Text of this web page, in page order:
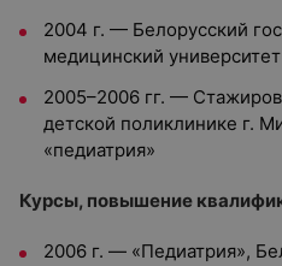
2004 г. — Белорусский
медицинский университет
2005–2006 гг. —
детской поликлинике г.
«педиатрия»
Курсы, повышение
2006 г. — «Педиатрия»,